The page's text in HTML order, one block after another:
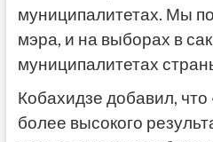
муниципалитетах. Мы
мэра, и на выборах в
муниципалитетах
Кобахидзе добавил,
более высокого